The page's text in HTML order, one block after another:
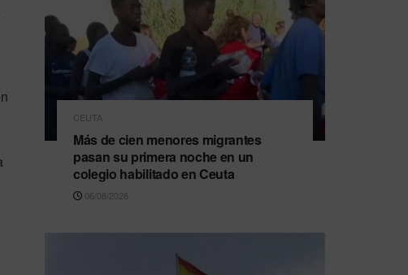
CEUTA
Más de cien menores migrantes
pasan su primera noche en un
colegio habilitado en Ceuta
06/08/2026